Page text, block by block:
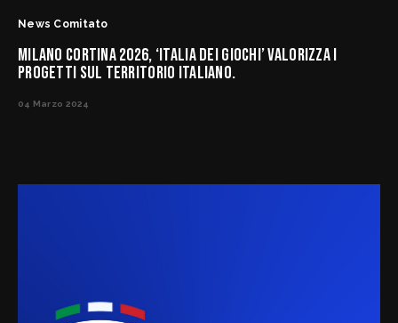
News Comitato
MILANO CORTINA 2026, ‘ITALIA DEI GIOCHI’ VALORIZZA I
PROGETTI SUL TERRITORIO ITALIANO.
04 Marzo 2024